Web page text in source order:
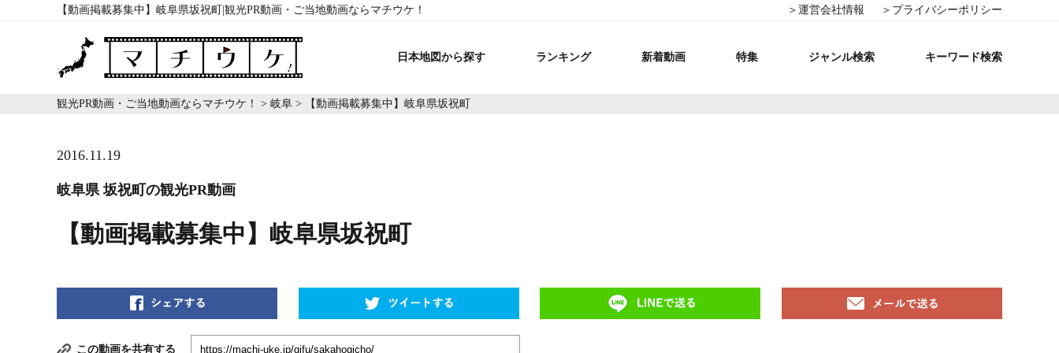
【動画掲載募集中】岐阜県坂祝町|観光PR動画・ご当地動画ならマチウケ！ ＞運営会社情報 ＞プライバシーポリシー
日本地図から探す ランキング 新着動画 特集 ジャンル検索 キーワード検索
観光PR動画・ご当地動画ならマチウケ！ > 岐阜 > 【動画掲載募集中】岐阜県坂祝町
2016.11.19
岐阜県 坂祝町の観光PR動画
【動画掲載募集中】岐阜県坂祝町
この動画を共有する